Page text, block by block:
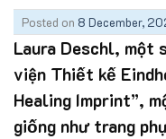
Posted on 8 December,
Laura Deschl, một
viện Thiết kế
Healing Imprint”,
giống như trang